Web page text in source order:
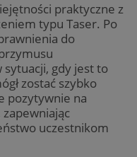
praktyczne z
typu Taser. Po
do
gdy jest to
zostać szybko
pozytywnie na
zapewniając
uczestnikom